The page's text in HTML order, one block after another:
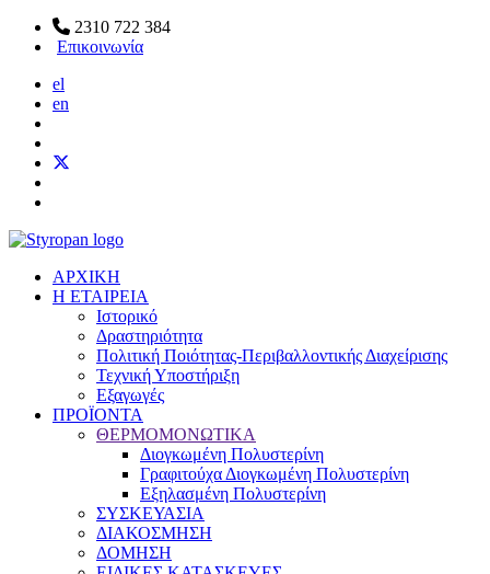
2310 722 384
Επικοινωνία
el
en
ΑΡΧΙΚΗ
Η ΕΤΑΙΡΕΙΑ
Ιστορικό
Δραστηριότητα
Πολιτική Ποιότητας-Περιβαλλοντικής Διαχείρισης
Τεχνική Υποστήριξη
Εξαγωγές
ΠΡΟΪΟΝΤΑ
ΘΕΡΜΟΜΟΝΩΤΙΚΑ
Διογκωμένη Πολυστερίνη
Γραφιτούχα Διογκωμένη Πολυστερίνη
Εξηλασμένη Πολυστερίνη
ΣΥΣΚΕΥΑΣΙΑ
ΔΙΑΚΟΣΜΗΣΗ
ΔΟΜΗΣΗ